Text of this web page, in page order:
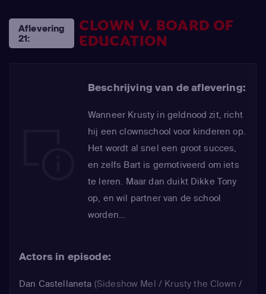
Aflevering
21:
CLOWN V. BOARD OF
EDUCATION
Beschrijving van de aflevering:
Wanneer Krusty in geldnood zit, richt
hij een clownschool voor kinderen op.
Het wordt al snel een groot succes,
en zelfs Bart is gemotiveerd om iets
te leren. Maar dan duikt Dikke Tony
op, en wil partner van de school
worden...
Actors in episode:
Dan Castellaneta (Sideshow Mel / Krusty the Clown /